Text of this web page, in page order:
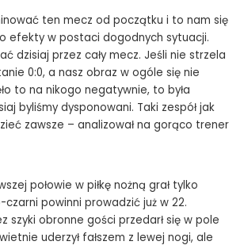
ten mecz od początku i to nam się
efekty w postaci dogodnych sytuacji.
dzisiaj przez cały mecz. Jeśli nie strzela
0:0, a nasz obraz w ogóle się nie
to na nikogo negatywnie, to była
byliśmy dysponowani. Taki zespół jak
zawsze – analizował na gorąco trener
połowie w piłkę nożną grał tylko
czarni powinni prowadzić już w 22.
szyki obronne gości przedarł się w pole
uderzył fałszem z lewej nogi, ale